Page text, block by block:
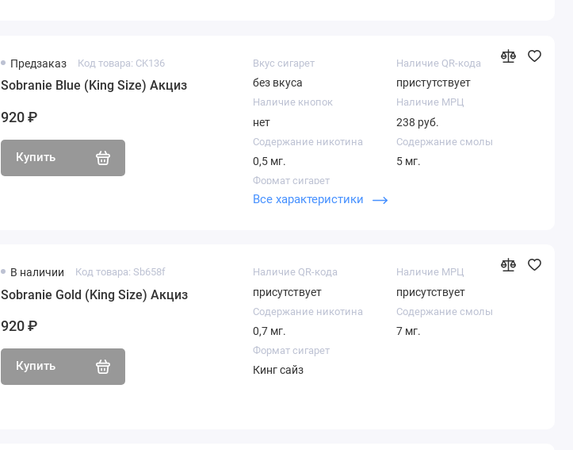
Предзаказ Код товара: CK136
Sobranie Blue (King Size) Акциз
920 ₽
Купить
Вкус сигарет
без вкуса
Наличие QR-кода
пристутствует
Наличие кнопок
нет
Наличие МРЦ
238 руб.
Содержание никотина
0,5 мг.
Содержание смолы
5 мг.
Формат сигарет
Кинг сайз
Все характеристики
В наличии Код товара: Sb658f
Sobranie Gold (King Size) Акциз
920 ₽
Купить
Наличие QR-кода
присутствует
Наличие МРЦ
присутствует
Содержание никотина
0,7 мг.
Содержание смолы
7 мг.
Формат сигарет
Кинг сайз